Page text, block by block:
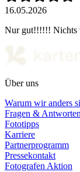
16.05.2026
Nur gut!!!!!! Nichts
Über uns
Warum wir anders
Fragen & Antworten
Fototipps
Karriere
Partnerprogramm
Pressekontakt
Fotografen Aktion